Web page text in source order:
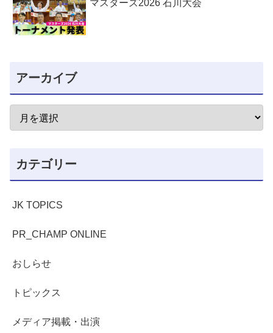
マスターズ2026 石川大会
アーカイブ
カテゴリー
JK TOPICS
PR_CHAMP ONLINE
おしらせ
トピックス
メディア掲載・出演